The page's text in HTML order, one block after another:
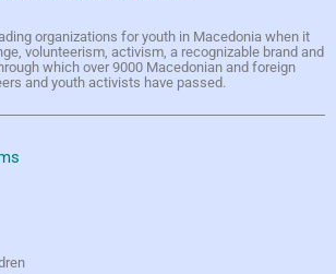
organizations for youth in Macedonia when it
volunteerism, activism, a recognizable brand and
which over 9000 Macedonian and foreign
and youth activists have passed.